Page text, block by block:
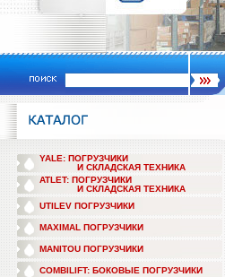
YALE: ПОГРУЗЧИКИ
И СКЛАДСКАЯ ТЕХНИКА
ATLET: ПОГРУЗЧИКИ
И СКЛАДСКАЯ ТЕХНИКА
UTILEV ПОГРУЗЧИКИ
MAXIMAL ПОГРУЗЧИКИ
MANITOU ПОГРУЗЧИКИ
COMBILIFT: БОКОВЫЕ ПОГРУЗЧИКИ